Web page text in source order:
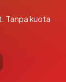
Tanpa kuota